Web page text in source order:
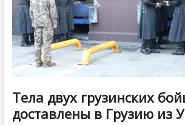
Тела двух грузинских
доставлены в Грузию из